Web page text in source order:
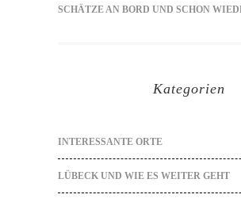
SCHÄTZE AN BORD UND SCHON
Kategorien
INTERESSANTE ORTE
LÜBECK UND WIE ES WEITER GEHT